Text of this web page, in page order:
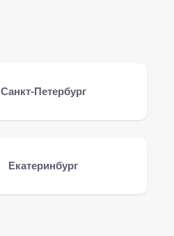
Санкт-Петербург
Екатеринбург